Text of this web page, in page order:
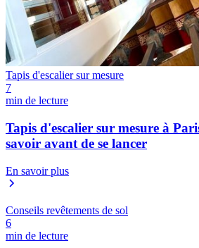
Tapis d'escalier sur mesure
7
min de lecture
Tapis d'escalier sur mesure à
savoir avant de se lancer
En savoir plus
Conseils revêtements de sol
6
min de lecture